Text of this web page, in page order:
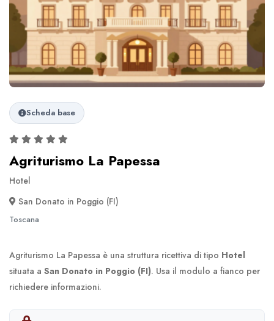
Scheda base
Agriturismo La Papessa
Hotel
San Donato in Poggio (FI)
Toscana
Agriturismo La Papessa è una struttura ricettiva di tipo Hotel
situata a San Donato in Poggio (FI). Usa il modulo a fianco per
richiedere informazioni.